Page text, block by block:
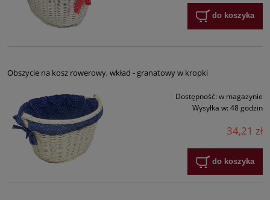
do koszyka
Obszycie na kosz rowerowy, wkład - granatowy w kropki
Dostępność: w magazynie
Wysyłka w: 48 godzin
34,21 zł
do koszyka